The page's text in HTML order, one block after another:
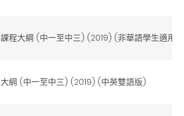
程大綱 (中一至中三) (2019) (非華語學生適用)
綱 (中一至中三) (2019) (中英雙語版)